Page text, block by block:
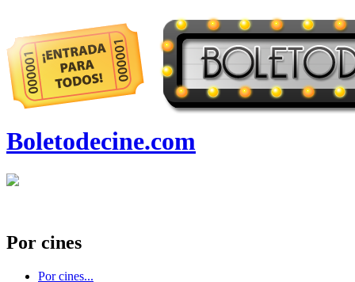
Boletodecine.com
Por cines
Por cines...